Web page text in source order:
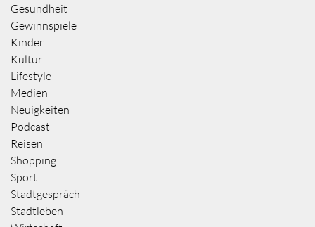
Gesundheit
Gewinnspiele
Kinder
Kultur
Lifestyle
Medien
Neuigkeiten
Podcast
Reisen
Shopping
Sport
Stadtgespräch
Stadtleben